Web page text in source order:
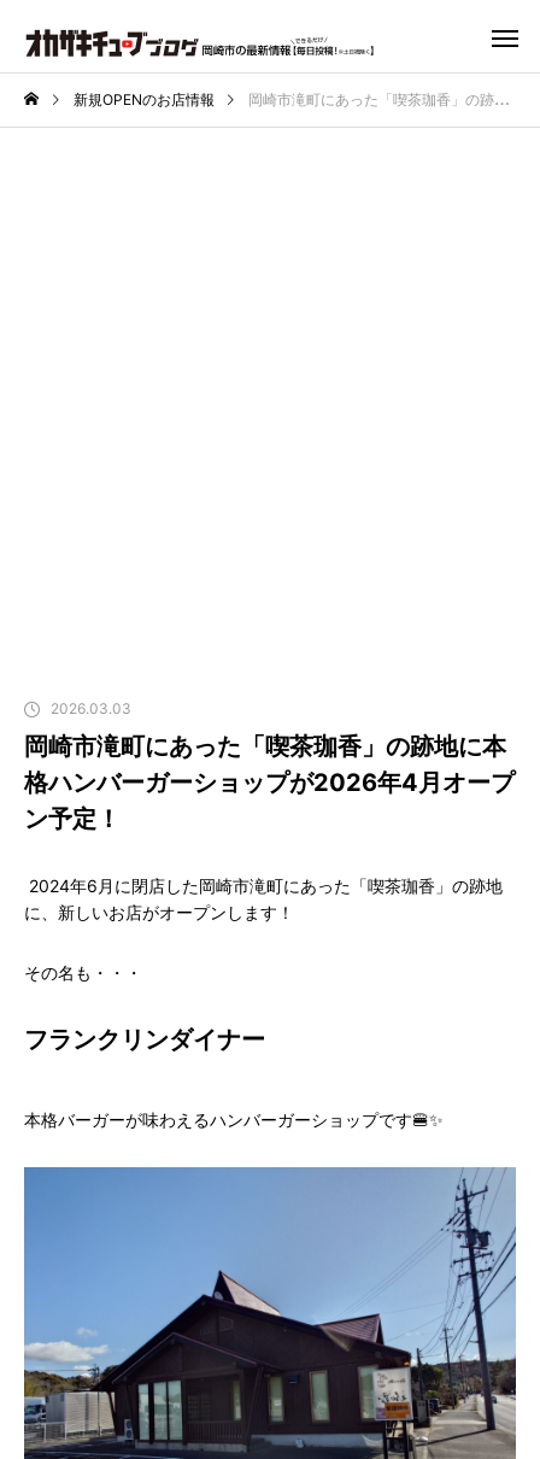
新規OPENのお店情報 岡崎市滝町にあった「喫茶珈香」の跡地に本格ハンバーガーショップが2026年4月オープン予定！
2026.03.03
岡崎市滝町にあった「喫茶珈香」の跡地に本
格ハンバーガーショップが2026年4月オープ
ン予定！
2024年6月に閉店した岡崎市滝町にあった「喫茶珈香」の跡地
に、新しいお店がオープンします！
その名も・・・
フランクリンダイナー
本格バーガーが味わえるハンバーガーショップです🍔✨